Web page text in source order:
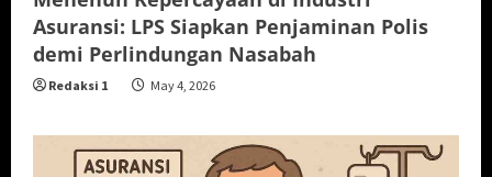
Asuransi: LPS Siapkan Penjaminan Polis
demi Perlindungan Nasabah
Redaksi 1 May 4, 2026